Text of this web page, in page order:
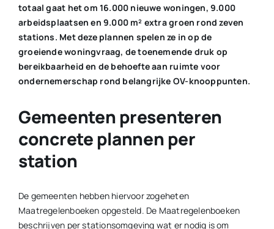
totaal gaat het om 16.000 nieuwe woningen, 9.000
arbeidsplaatsen en 9.000 m² extra groen rond zeven
stations. Met deze plannen spelen ze in op de
groeiende woningvraag, de toenemende druk op
bereikbaarheid en de behoefte aan ruimte voor
ondernemerschap rond belangrijke OV-knooppunten.
Gemeenten presenteren
concrete plannen per
station
De gemeenten hebben hiervoor zogeheten
Maatregelenboeken opgesteld. De Maatregelenboeken
beschrijven per stationsomgeving wat er nodig is om